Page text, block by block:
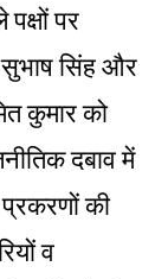
पर
सिंह और
कुमार को
दबाव में
की
व